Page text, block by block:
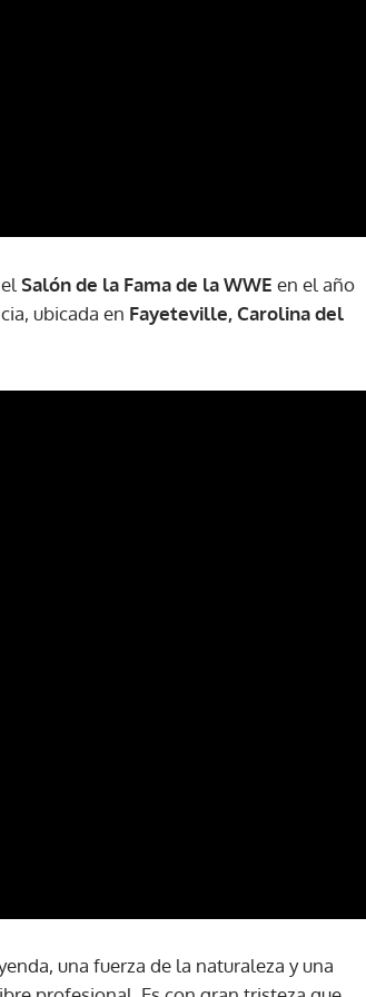
Salón de la Fama de la WWE en el año
ubicada en Fayeteville, Carolina del
una fuerza de la naturaleza y una